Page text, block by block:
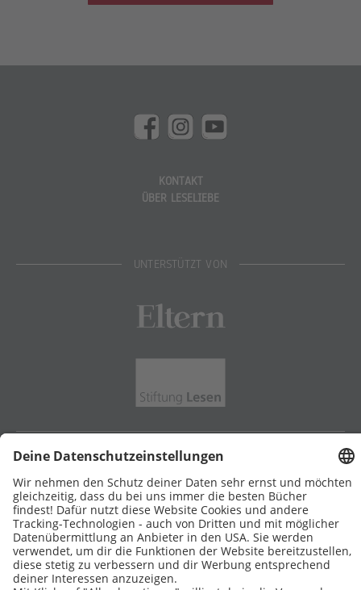
KONTAKT
ÜBER LESELIEBE
UNTERSTÜTZT VON
IMPRESSUM
COOKIES
Copyright © 2026 Leseliebe